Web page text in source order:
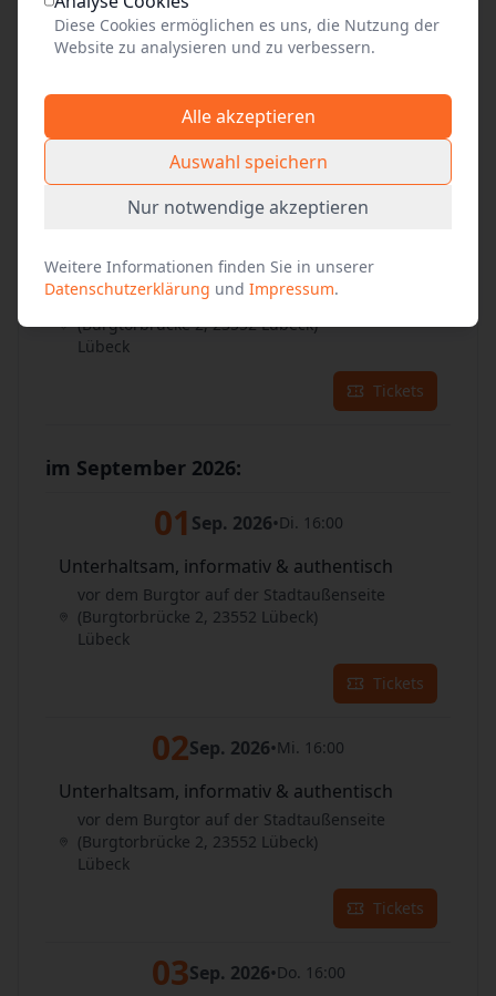
Aug. 2026
Unterhaltsam, informativ & authentisch
(Burgtorbrücke 2, 23552 Lübeck)
Unterhaltsam, informativ & authentisch
vor dem Burgtor auf der Stadtaußenseite
(Burgtorbrücke 2, 23552 Lübeck)
Lübeck
Tickets
im September 2026:
01 Sep. 2026•Di. 16:00
Unterhaltsam, informativ & authentisch
vor dem Burgtor auf der Stadtaußenseite
(Burgtorbrücke 2, 23552 Lübeck)
Lübeck
Tickets
02Sep. 2026•Mi. 16:00
Unterhaltsam, informativ & authentisch
vor dem Burgtor auf der Stadtaußenseite
(Burgtorbrücke 2, 23552 Lübeck)
Lübeck
Tickets
03Sep. 2026•Do. 16:00
Diese Cookies ermöglichen es uns, die Nutzung der
Website zu analysieren und zu verbessern.
Alle akzeptieren
Auswahl speichern
Nur notwendige akzeptieren
Weitere Informationen finden Sie in unserer
Datenschutzerklärung und Impressum.